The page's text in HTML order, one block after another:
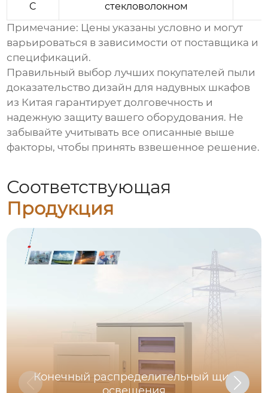
C
стекловолокном
Примечание: Цены указаны условно и могут
варьироваться в зависимости от поставщика и
спецификаций.
Правильный выборлучших покупателей пыли
доказательство дизайн для надувных шкафов
из Китая гарантирует долговечность и
надежную защиту вашего оборудования. Не
забывайте учитывать все описанные выше
факторы, чтобы принять взвешенное решение.
Соответствующая
Продукция
Конечный распределительный щит